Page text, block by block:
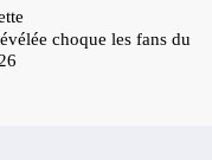
choque les fans du